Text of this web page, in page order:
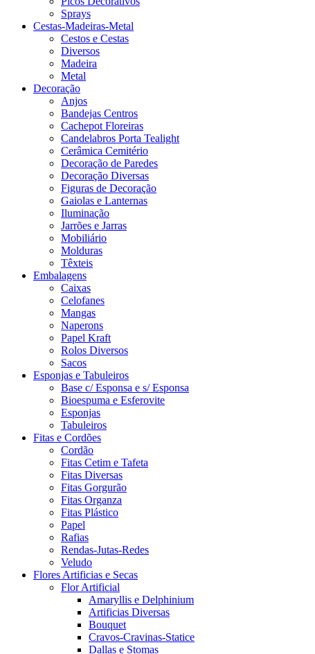
Sprays
Cestas-Madeiras-Metal
Cestos e Cestas
Diversos
Madeira
Metal
Decoração
Anjos
Bandejas Centros
Cachepot Floreiras
Candelabros Porta Tealight
Cerâmica Cemitério
Decoração de Paredes
Decoração Diversas
Figuras de Decoração
Gaiolas e Lanternas
Iluminação
Jarrões e Jarras
Mobiliário
Molduras
Têxteis
Embalagens
Caixas
Celofanes
Mangas
Naperons
Papel Kraft
Rolos Diversos
Sacos
Esponjas e Tabuleiros
Base c/ Esponsa e s/ Esponsa
Bioespuma e Esferovite
Esponjas
Tabuleiros
Fitas e Cordões
Cordão
Fitas Cetim e Tafeta
Fitas Diversas
Fitas Gorgurão
Fitas Organza
Fitas Plástico
Papel
Rafias
Rendas-Jutas-Redes
Veludo
Flores Artificias e Secas
Flor Artificial
Amaryllis e Delphinium
Artificias Diversas
Bouquet
Cravos-Cravinas-Statice
Dallas e Stomas